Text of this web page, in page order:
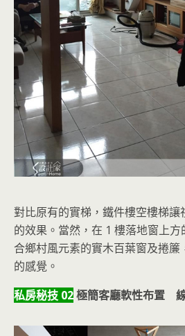
對比原有的實梯，鐵件樓空樓梯讓
的效果。當然，在 1 樓落地窗上
合鄉村風元素的實木百葉窗及捲
的感覺。
私房秘技 02極簡客廳軟性布置